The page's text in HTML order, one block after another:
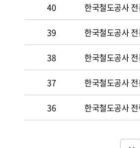
40 한국철도공사
39 한국철도공사
38 한국철도공사
37 한국철도공사
36 한국철도공사